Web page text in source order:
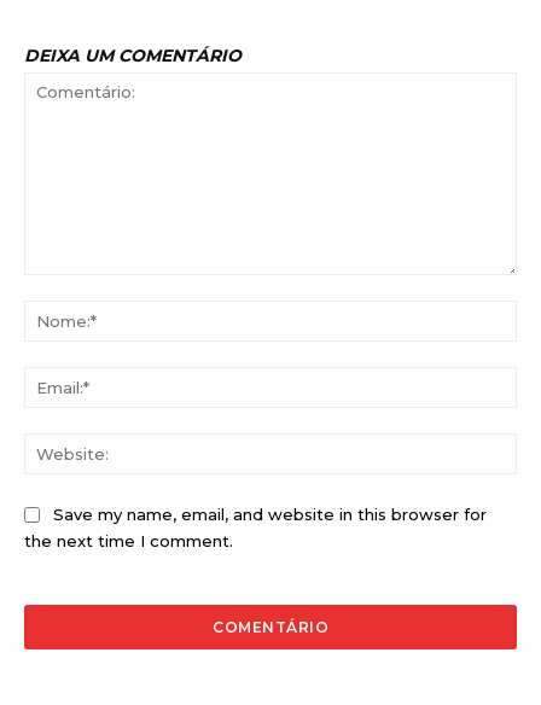
DEIXA UM COMENTÁRIO
Save my name, email, and website in this browser for
the next time I comment.